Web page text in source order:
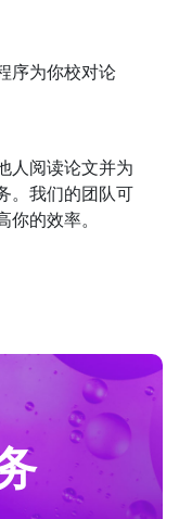
序为你校对论
人阅读论文并为
。我们的团队可
的效率。